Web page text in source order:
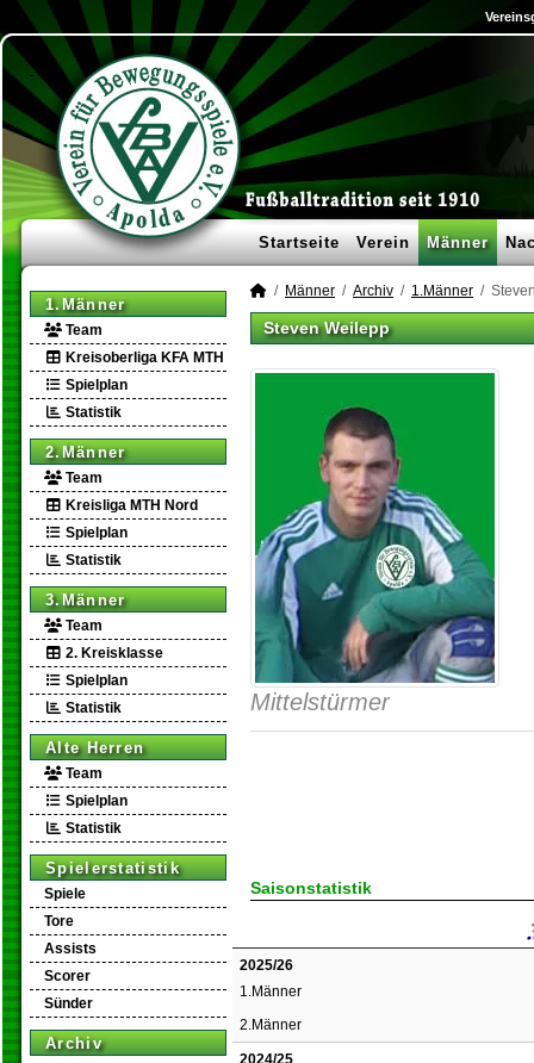
Startseite Verein Männer
1.Männer
Team
Kreisoberliga KFA MTH
Spielplan
Statistik
2.Männer
Team
Kreisliga MTH Nord
Spielplan
Statistik
3.Männer
Team
2. Kreisklasse
Spielplan
Statistik
Alte Herren
Team
Spielplan
Statistik
Spielerstatistik
Spiele
Tore
Assists
Scorer
Sünder
Archiv
Männer Archiv 1.Männer
Steven Weilepp
Mittelstürmer
Saisonstatistik
2025/26
1.Männer
2.Männer
2024/25